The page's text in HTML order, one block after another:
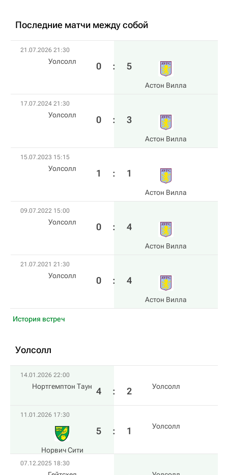
Последние матчи между собой
21.07.2026 21:30
Уолсолл 0 : 5
Астон Вилла
17.07.2024 21:30
Уолсолл 0 : 3
Астон Вилла
15.07.2023 15:15
Уолсолл 1 : 1
Астон Вилла
09.07.2022 15:00
Уолсолл 0 : 4
Астон Вилла
21.07.2021 21:30
Уолсолл 0 : 4
Астон Вилла
История встреч
Уолсолл
14.01.2026 22:00
Нортгемптон Таун 4 : 2 Уолсолл
11.01.2026 17:30
Норвич Сити
5 : 1 Уолсолл
07.12.2025 18:30